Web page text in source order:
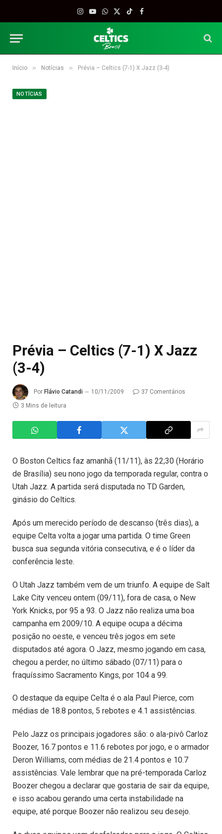
Instagram
YouTube
WhatsApp
X
TikTokFacebook
Início » Notícias » Prévia – Celtics (7-1) X Jazz (3-4)
NOTÍCIAS
Prévia – Celtics (7-1) X Jazz
(3-4)
Por Flávio Catandi 10/11/2009
37 Comentários
3 Mins de leitura
O Boston Celtics faz amanhã (11/11), às 22;30 (Horário
de Brasília) seu nono jogo da temporada regular, contra o
Utah Jazz. A partida será disputada no TD Garden,
ginásio do Celtics.
Após um merecido período de descanso (três dias), a
equipe Celta volta a jogar uma partida. O time Green
busca sua segunda vitória consecutiva, e é o líder da
conferência leste.
O Utah Jazz também vem de um triunfo. A equipe de Salt
Lake City venceu ontem (09/11), fora de casa, o New
York Knicks, por 95 a 93. O Jazz não realiza uma boa
campanha em 2009/10. A equipe ocupa a décima
posição no oeste, e venceu três jogos em sete
disputados até agora. O Jazz, mesmo jogando em casa,
chegou a perder, no último sábado (07/11) para o
fraquíssimo Sacramento Kings, por 104 a 99.
O destaque da equipe Celta é o ala Paul Pierce, com
médias de 18.8 pontos, 5 rebotes e 4.1 assistências.
Pelo Jazz os principais jogadores são: o ala-pivô Carloz
Boozer, 16.7 pontos e 11.6 rebotes por jogo, e o armador
Deron Williams, com médias de 21.4 pontos e 10.7
assistências. Vale lembrar que na pré-temporada Carloz
Boozer chegou a declarar que gostaria de sair da equipe,
e isso acabou gerando uma certa instabilidade na
equipe, até porque Boozer não realizou seu desejo.